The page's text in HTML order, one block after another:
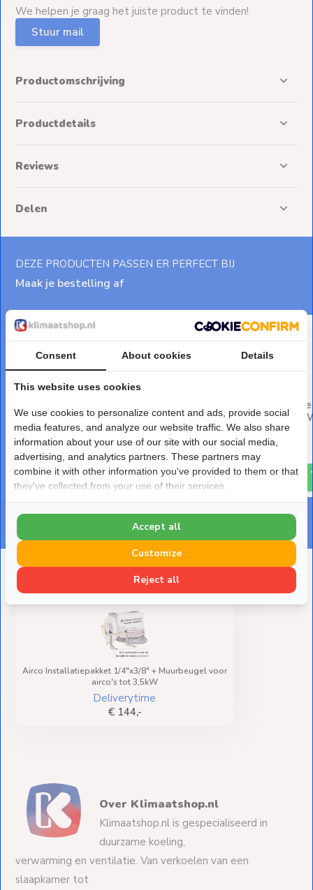
We helpen je graag het juiste product te vinden!
Stuur mail
Productomschrijving
Productdetails
Reviews
Delen
DEZE PRODUCTEN PASSEN ER PERFECT BIJ
Maak je bestelling af
4 stuks • Conisch
Deliverytime
€ 25,-
Stekker Haaks
Randaarde 577/
Deliverytime
€ 4,-
Deze heb je eerder bekeken
Airco Installatiepakket 1/4"x3/8" + Muurbeugel voor
airco's tot 3,5kW
Deliverytime
€ 144,-
Over Klimaatshop.nl
Klimaatshop.nl is gespecialiseerd in
duurzame koeling,
verwarming en ventilatie. Van verkoelen van een
slaapkamer tot
Consent About cookies Details
This website uses cookies
We use cookies to personalize content and ads, provide social
media features, and analyze our website traffic. We also share
information about your use of our site with our social media,
advertising, and analytics partners. These partners may
combine it with other information you've provided to them or that
they've collected from your use of their services.
Reject all
Customize
Accept all